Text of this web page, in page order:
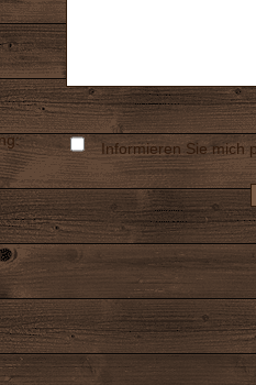
Informieren Sie mich